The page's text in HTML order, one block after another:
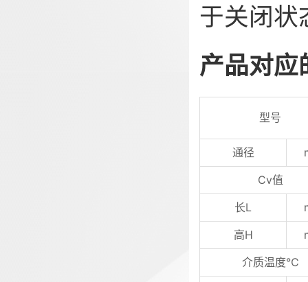
于关闭状
产品对应
型号
通径
Cv值
长L
高H
介质温度℃